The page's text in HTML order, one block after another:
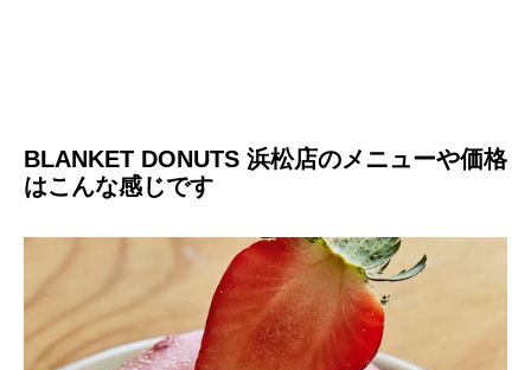
BLANKET DONUTS 浜松店のメニューや価格
はこんな感じです